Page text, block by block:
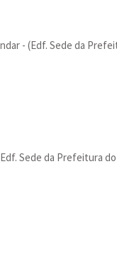
- (Edf. Sede da
Sede da Prefeitura